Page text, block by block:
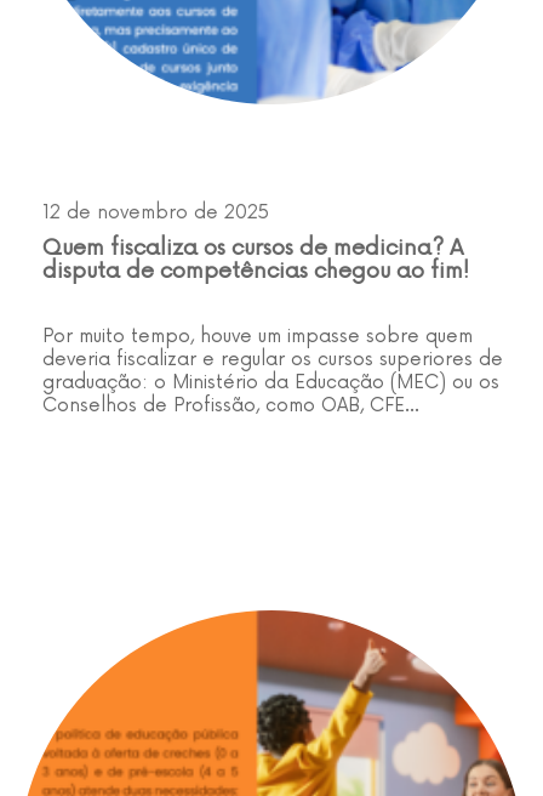
12 de novembro de 2025
Quem fiscaliza os cursos de medicina? A
disputa de competências chegou ao fim!
Por muito tempo, houve um impasse sobre quem
deveria fiscalizar e regular os cursos superiores de
graduação: o Ministério da Educação (MEC) ou os
Conselhos de Profissão, como OAB, CFE…